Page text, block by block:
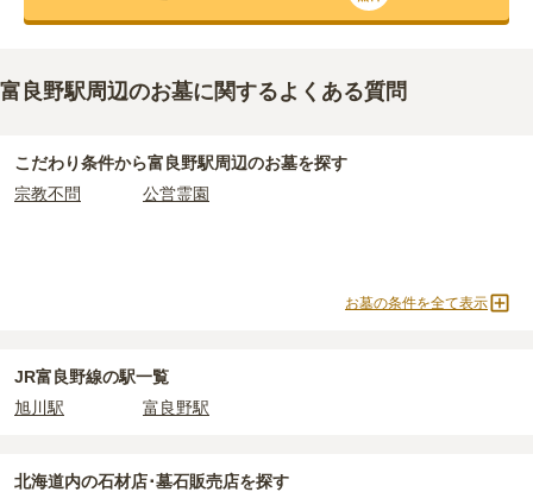
富良野駅周辺のお墓に関するよくある質問
こだわり条件から富良野駅周辺のお墓を探す
宗教不問
公営霊園
お墓の条件を全て表示
JR富良野線の駅一覧
旭川駅
富良野駅
北海道内の石材店･墓石販売店を探す